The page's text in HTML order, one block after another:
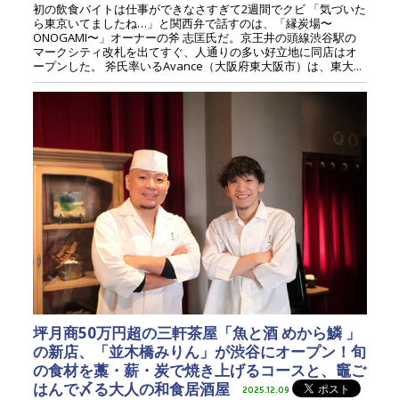
初の飲食バイトは仕事ができなさすぎて2週間でクビ 「気づいた
ら東京いてましたね…」と関西弁で話すのは、「縁炭場〜
ONOGAMI〜」オーナーの斧 志匡氏だ。京王井の頭線渋谷駅の
マークシティ改札を出てすぐ、人通りの多い好立地に同店はオ
ープンした。 斧氏率いるAvance（大阪府東大阪市）は、東大...
坪月商50万円超の三軒茶屋「魚と酒 めから鱗 」
の新店、「並木橋みりん」が渋谷にオープン！旬
の食材を藁・薪・炭で焼き上げるコースと、竈ご
はんで〆る大人の和食居酒屋
2025.12.09